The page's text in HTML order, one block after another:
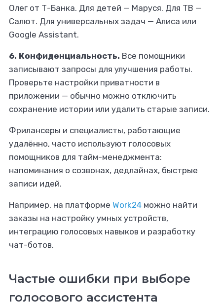
Олег от Т-Банка. Для детей — Маруся. Для ТВ —
Салют. Для универсальных задач — Алиса или
Google Assistant.
6. Конфиденциальность. Все помощники
записывают запросы для улучшения работы.
Проверьте настройки приватности в
приложении — обычно можно отключить
сохранение истории или удалить старые записи.
Фрилансеры и специалисты, работающие
удалённо, часто используют голосовых
помощников для тайм-менеджмента:
напоминания о созвонах, дедлайнах, быстрые
записи идей.
Например, на платформе Work24 можно найти
заказы на настройку умных устройств,
интеграцию голосовых навыков и разработку
чат-ботов.
Частые ошибки при выборе
голосового ассистента